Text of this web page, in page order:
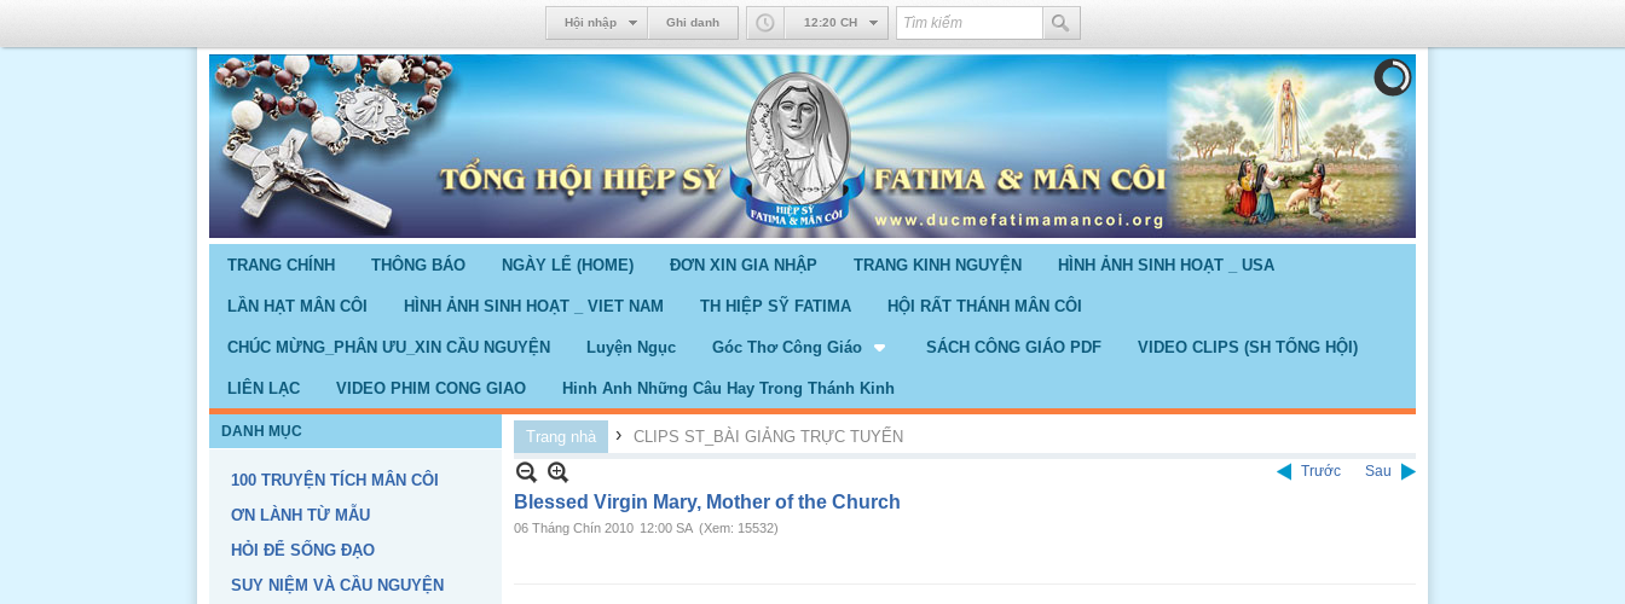
Hội nhập Ghi danh 12:20 CH
TRANG CHÍNH THÔNG BÁO NGÀY LỂ (HOME) ĐƠN XIN GIA NHẬP TRANG KINH NGUYỆN HÌNH ẢNH SINH HOẠT _ USA
LẦN HẠT MÂN CÔI HÌNH ẢNH SINH HOẠT _ VIET NAM TH HIỆP SỸ FATIMA HỘI RẤT THÁNH MÂN CÔI
CHÚC MỪNG_PHÂN ƯU_XIN CẦU NGUYỆN Luyện Ngục Góc Thơ Công Giáo SÁCH CÔNG GIÁO PDF VIDEO CLIPS (SH TỔNG HỘI)
LIÊN LẠC VIDEO PHIM CONG GIAO Hinh Anh Những Câu Hay Trong Thánh Kinh
DANH MỤC
100 TRUYỆN TÍCH MÂN CÔI
ƠN LÀNH TỪ MẪU
HỎI ĐỂ SỐNG ĐẠO
SUY NIỆM VÀ CẦU NGUYỆN
Trang nhà › CLIPS ST_BÀI GIẢNG TRỰC TUYẾN
Trước Sau
Blessed Virgin Mary, Mother of the Church
06 Tháng Chín 2010 12:00 SA (Xem: 15532)